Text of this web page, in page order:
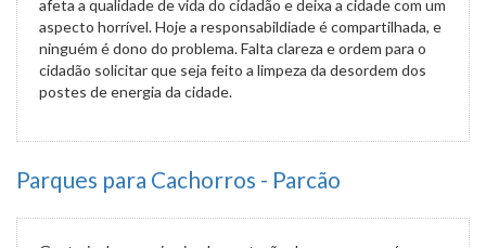
afeta a qualidade de vida do cidadão e deixa a cidade com um
aspecto horrível. Hoje a responsabildiade é compartilhada, e
ninguém é dono do problema. Falta clareza e ordem para o
cidadão solicitar que seja feito a limpeza da desordem dos
postes de energia da cidade.
Parques para Cachorros - Parcão